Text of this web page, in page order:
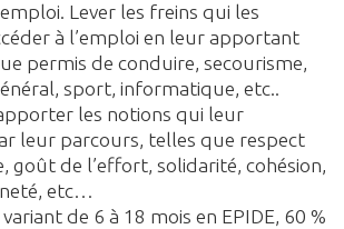
Lever les freins qui les
à l’emploi en leur apportant
permis de conduire, secourisme,
sport, informatique, etc..
les notions qui leur
leur parcours, telles que respect
goût de l’effort, solidarité, cohésion,
etc…
de 6 à 18 mois en EPIDE, 60 %